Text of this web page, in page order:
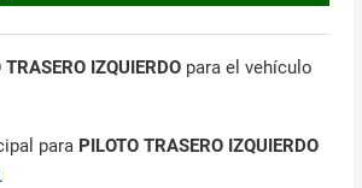
TRASERO IZQUIERDOpara el vehículo
para PILOTO TRASERO IZQUIERDO
.